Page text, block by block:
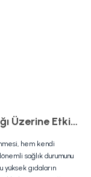
Avokadonun Anne ve Çocuk Sağlığı Üzerine Etkileri
hem kendi
sağlık durumunu
gıdaların